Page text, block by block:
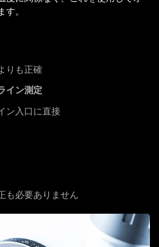
。
りも正確
イン測定
ン入口に直接
も必要ありません